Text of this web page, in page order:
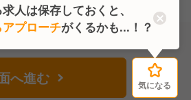
へ進む 気になる
気になる
人は保存しておくと、
プローチがくるかも...！？